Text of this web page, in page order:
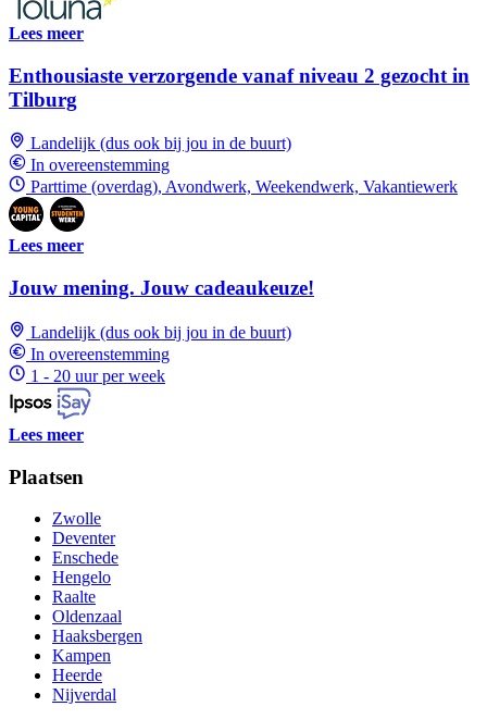
Lees meer
Enthousiaste verzorgende vanaf niveau 2 gezocht in
Tilburg
Landelijk (dus ook bij jou in de buurt)
In overeenstemming
Parttime (overdag), Avondwerk, Weekendwerk, Vakantiewerk
Lees meer
Jouw mening. Jouw cadeaukeuze!
Landelijk (dus ook bij jou in de buurt)
In overeenstemming
1 - 20 uur per week
Lees meer
Plaatsen
Zwolle
Deventer
Enschede
Hengelo
Raalte
Oldenzaal
Haaksbergen
Kampen
Heerde
Nijverdal